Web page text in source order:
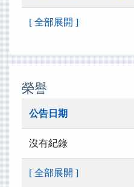
[ 全部展開 ]
榮譽
公告日期
沒有紀錄
[ 全部展開 ]